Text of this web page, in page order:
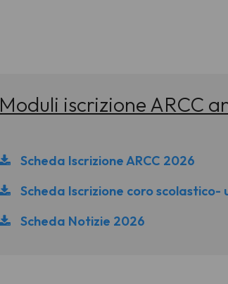
Moduli iscrizione ARCC
Scheda Iscrizione ARCC 2026
Scheda Iscrizione coro scolastico-
Scheda Notizie 2026